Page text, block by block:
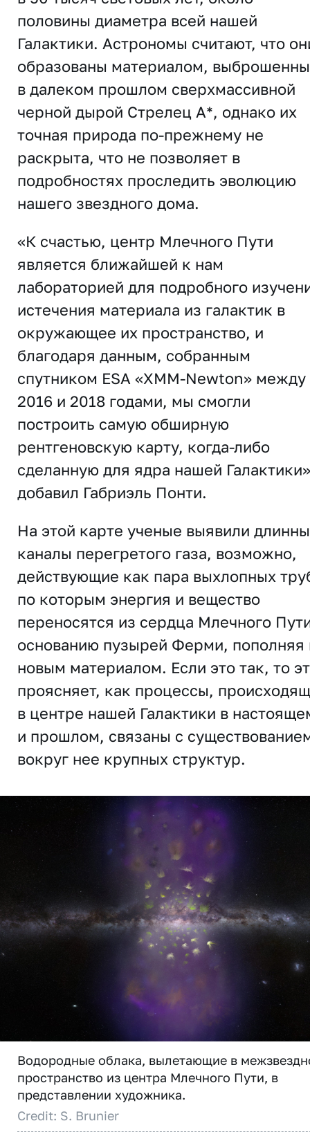
половины диаметра всей нашей
Галактики. Астрономы считают, что
образованы материалом,
в далеком прошлом сверхмассивной
черной дырой Стрелец А*, однако их
точная природа по-прежнему не
раскрыта, что не позволяет в
подробностях проследить эволюцию
нашего звездного дома.
«К счастью, центр Млечного Пути
является ближайшей к нам
лабораторией для подробного
истечения материала из галактик в
окружающее их пространство, и
благодаря данным, собранным
спутником ESA «XMM-Newton» между
2016 и 2018 годами, мы смогли
построить самую обширную
рентгеновскую карту, когда-либо
сделанную для ядра нашей
добавил Габриэль Понти.
На этой карте ученые выявили
каналы перегретого газа, возможно,
действующие как пара выхлопных
по которым энергия и вещество
переносятся из сердца Млечного
основанию пузырей Ферми, пополняя
новым материалом. Если это так, то
проясняет, как процессы,
в центре нашей Галактики в
и прошлом, связаны с
вокруг нее крупных структур.
Водородные облака, вылетающие в
пространство из центра Млечного Пути, в
представлении художника.
Credit: S. Brunier